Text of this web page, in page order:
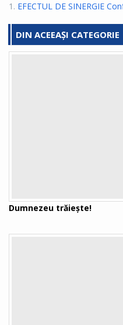
1. EFECTUL DE SINERGIE
DIN ACEEAȘI CATEGORIE
Dumnezeu trăiește!